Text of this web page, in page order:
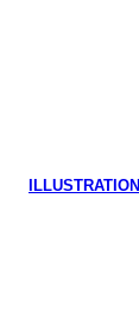
ILLUSTRATION